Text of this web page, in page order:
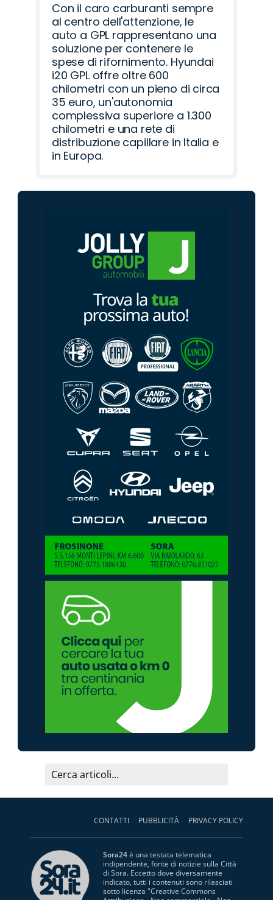
Con il caro carburanti sempre
al centro dell'attenzione, le
auto a GPL rappresentano una
soluzione per contenere le
spese di rifornimento. Hyundai
i20 GPL offre oltre 600
chilometri con un pieno di circa
35 euro, un'autonomia
complessiva superiore a 1.300
chilometri e una rete di
distribuzione capillare in Italia e
in Europa.
CONTATTI PUBBLICITÀ PRIVACY POLICY
Sora24è una testata telematica
indipendente, fonte di notizie sulla Città
di Sora. Eccetto dove diversamente
indicato, tutti i contenuti sono rilasciati
sotto licenza "Creative Commons